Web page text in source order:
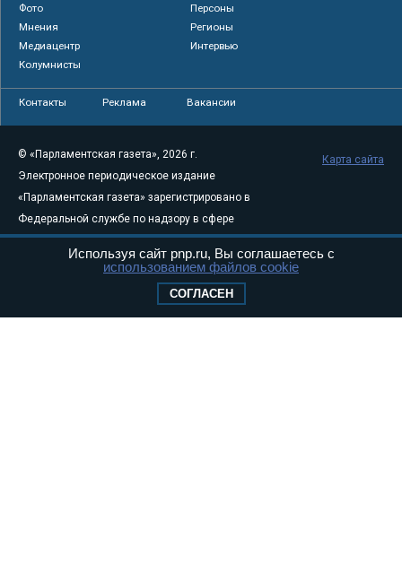
Фото
Персоны
Мнения
Регионы
Медиацентр
Интервью
Колумнисты
Контакты Реклама Вакансии
© «Парламентская газета», 2026 г.
Электронное периодическое издание
«Парламентская газета» зарегистрировано в
Федеральной службе по надзору в сфере
связи, информационных технологий и
массовых коммуникаций (Роскомнадзор) 05
Свидетельство о регистрации Эл № ФС77-
Карта сайта
Используя сайт pnp.ru, Вы соглашаетесь с
использованием файлов cookie
СОГЛАСЕН